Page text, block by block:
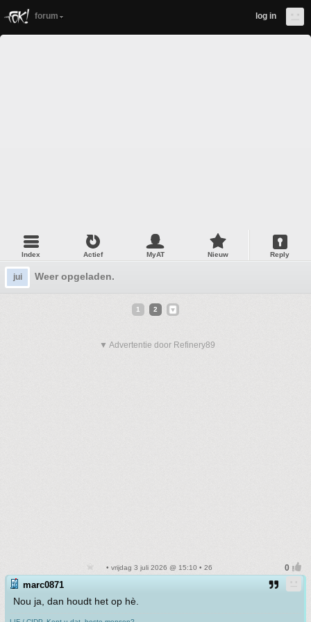
forum log in
Index Actief MyAT Nieuw Reply
jui Weer opgeladen.
1 2
▼ Advertentie door Refinery89
• vrijdag 3 juli 2026 @ 15:10 • 26
marc0871
Nou ja, dan houdt het op hè.